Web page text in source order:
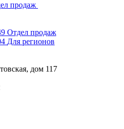
продаж
Отдел продаж
Для регионов
дом 117